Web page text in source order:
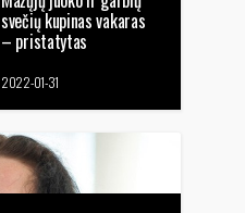
svečių kupinas vakaras
– pristatytas
filmas vaikams „Lobis“
2022-01-31